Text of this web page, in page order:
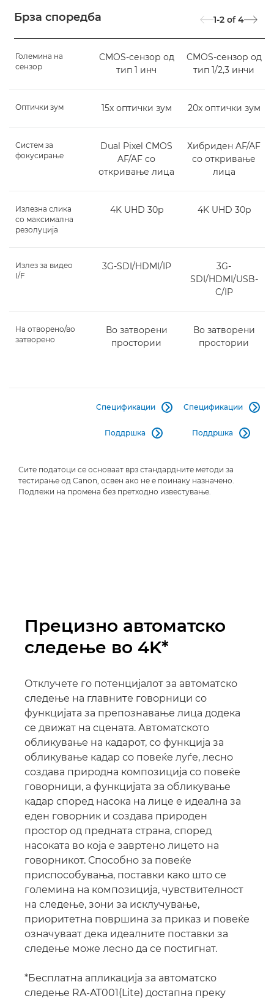
Брза споредба 1-2 of 4
Големина на
сензор
CMOS-сензор од
тип 1 инч
CMOS-сензор од
тип 1/2,3 инчи
Оптички зум 15x оптички зум 20x оптички зум
Систем за
фокусирање
Dual Pixel CMOS
AF/AF со
откривање лица
Хибриден AF/AF
со откривање
лица
Излезна слика
со максимална
резолуција
4K UHD 30p 4K UHD 30p
Излез за видео
I/F
3G-SDI/HDMI/IP
3G-
SDI/HDMI/USB-
C/IP
На отворено/во
затворено
Во затворени
простории
Во затворени
простории
Спецификации 
Поддршка 
Спецификации 
Поддршка 
Сите податоци се основаат врз стандардните методи за
тестирање од Canon, освен ако не е поинаку назначено.
Подлежи на промена без претходно известување.
Прецизно автоматско
следење во 4K*
Отклучете го потенцијалот за автоматско
следење на главните говорници со
функцијата за препознавање лица додека
се движат на сцената. Автоматското
обликување на кадарот, со функција за
обликување кадар со повеќе луѓе, лесно
создава природна композиција со повеќе
говорници, а функцијата за обликување
кадар според насока на лице е идеална за
еден говорник и создава природен
простор од предната страна, според
насоката во која е завртено лицето на
говорникот. Способно за повеќе
приспособувања, поставки како што се
големина на композиција, чувствителност
на следење, зони за исклучување,
приоритетна површина за приказ и повеќе
означуваат дека идеалните поставки за
следење може лесно да се постигнат.
*Бесплатна апликација за автоматско
следење RA-AT001(Lite) достапна преку